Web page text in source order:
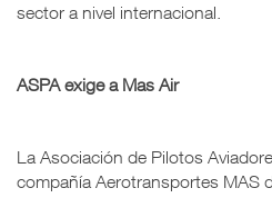
sector a nivel internacional.
ASPA exige a Mas Air
La Asociación de Pilotos
compañía Aerotransportes MAS